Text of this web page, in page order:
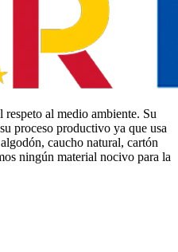
al medio ambiente. Su
proceso productivo ya que usa
caucho natural, cartón
ningún material nocivo para la